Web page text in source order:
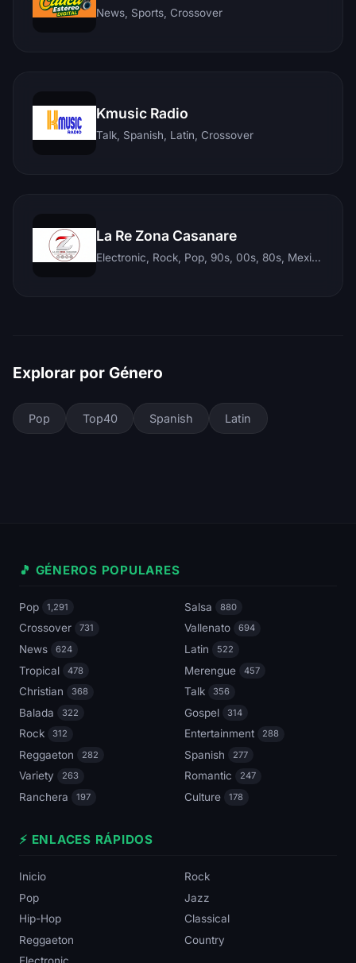
News, Sports, Crossover
Kmusic Radio
Talk, Spanish, Latin, Crossover
La Re Zona Casanare
Electronic, Rock, Pop, 90s, 00s, 80s, Mexican, Ranchera, Reggaeton, Instrumental, Salsa, Merengue, Tropical, Romantic, Vallenato, Llanera
Explorar por Género
Pop Top40 Spanish Latin
🎵 GÉNEROS POPULARES
Pop 1,291 Salsa 880
Crossover 731 Vallenato 694
News 624 Latin 522
Tropical 478 Merengue 457
Christian 368 Talk 356
Balada 322 Gospel 314
Rock 312 Entertainment 288
Reggaeton 282 Spanish 277
Variety 263 Romantic 247
Ranchera 197 Culture 178
⚡ ENLACES RÁPIDOS
Inicio
Rock
Pop
Jazz
Hip-Hop
Classical
Reggaeton
Country